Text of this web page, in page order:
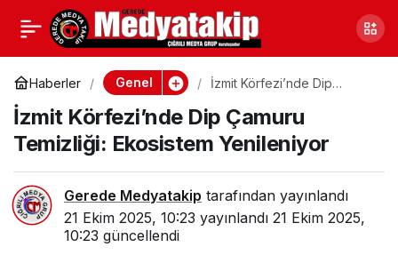
Haberler Genel
İzmit Körfezi’nde Dip
Yenileniyor
İzmit Körfezi’nde Dip Çamuru
Temizliği: Ekosistem Yenileniyor
Gerede Medyatakip tarafından yayınlandı
21 Ekim 2025, 10:23 yayınlandı 21 Ekim 2025,
10:23 güncellendi
Çankırı’da Esrarengiz
Olay: 10 Gün Arayla
Oldu
Paylaş